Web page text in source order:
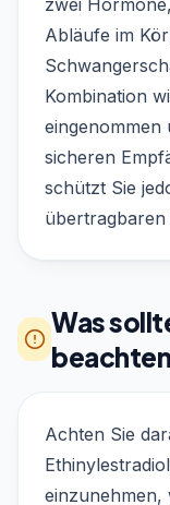
zwei
Abläufe im
Kombination
eingenommen
sicheren
schützt Sie
übertragbaren
Was
Achten Sie
einzunehmen,